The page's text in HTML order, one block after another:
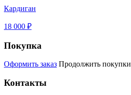
Кардиган
18 000 ₽
Покупка
Оформить заказ Продолжить покупки
Контакты